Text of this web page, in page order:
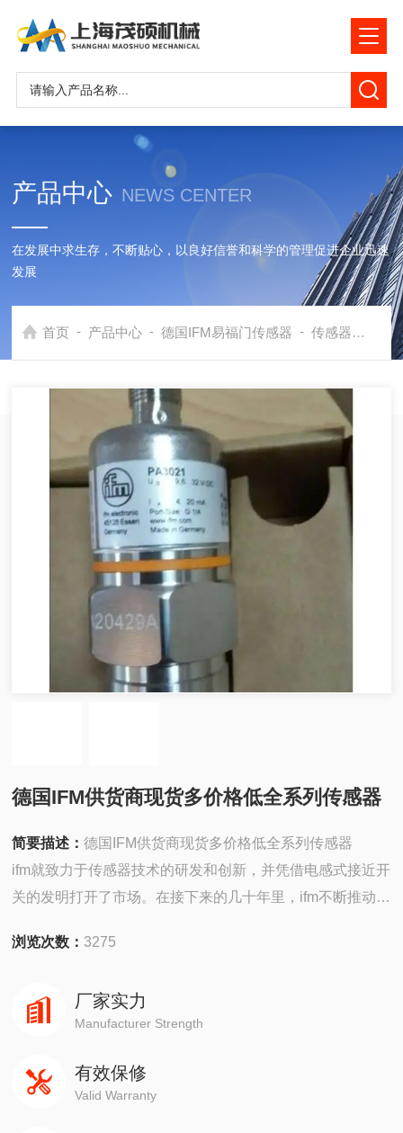
产品中心 NEWS CENTER
在发展中求生存，不断贴心，以良好信誉和科学的管理促进企业迅速
发展
首页 - 产品中心 - 德国IFM易福门传感器 - 传感器 德
德国IFM供货商现货多价格低全系列传感器
简要描述：德国IFM供货商现货多价格低全系列传感器
ifm就致力于传感器技术的研发和创新，并凭借电感式接近开
关的发明打开了市场。在接下来的几十年里，ifm不断推动传
浏览次数：3275
厂家实力
Manufacturer Strength
有效保修
Valid Warranty